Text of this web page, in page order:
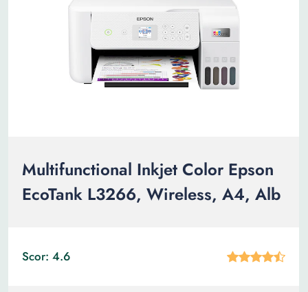
Multifunctional Inkjet Color Epson
EcoTank L3266, Wireless, A4, Alb
Scor: 4.6